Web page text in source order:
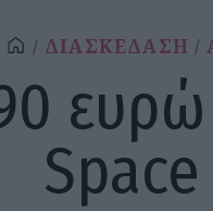
ΔΙΑΣΚΕΔΑΣΗ